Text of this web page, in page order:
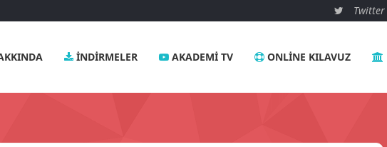
Twitter
İNDIRMELER AKADEMI TV ONLINE KILAVUZ